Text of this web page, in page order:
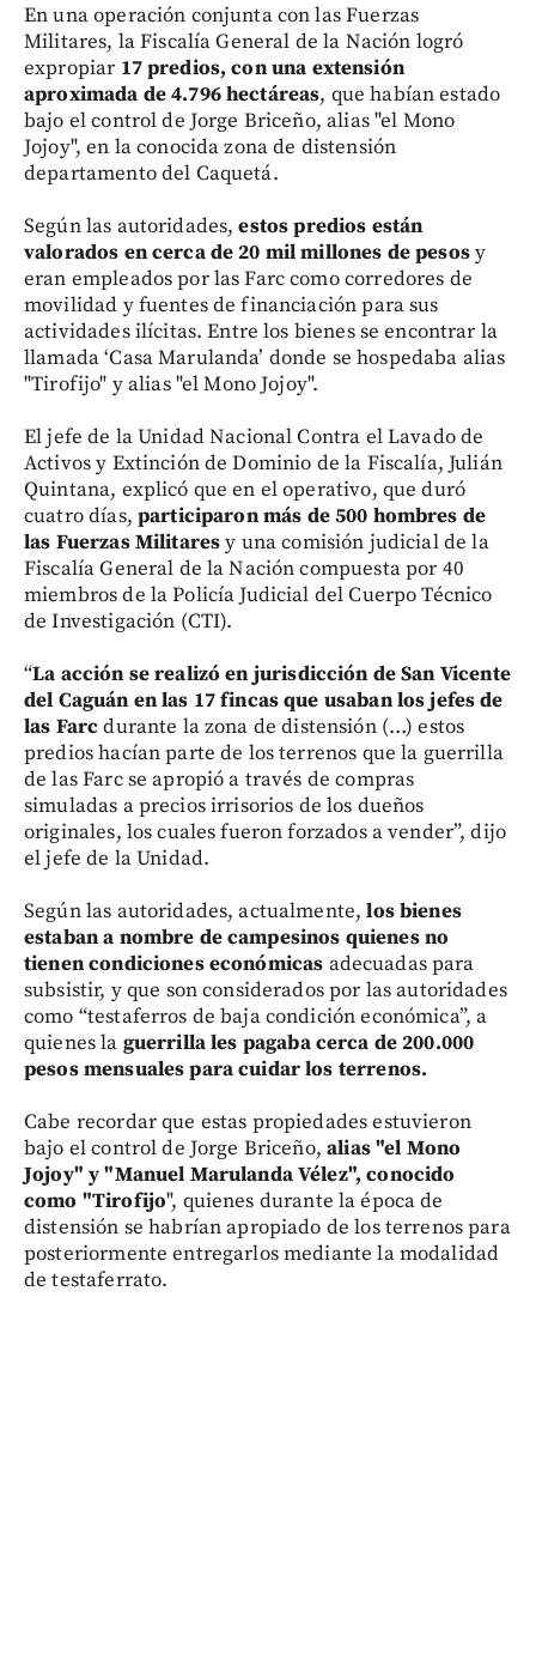
En una operación conjunta con las Fuerzas
Militares, la Fiscalía General de la Nación logró
expropiar 17 predios, con una extensión
aproximada de 4.796 hectáreas, que habían estado
bajo el control de Jorge Briceño, alias "el Mono
Jojoy", en la conocida zona de distensión
departamento del Caquetá.
Según las autoridades,estos predios están
valorados en cerca de 20 mil millones de pesosy
eran empleados por las Farc como corredores de
movilidad y fuentes de financiación para sus
actividades ilícitas. Entre los bienes se encontrar la
llamada ‘Casa Marulanda’ donde se hospedaba alias
"Tirofijo" y alias "el Mono Jojoy".
El jefe de la Unidad Nacional Contra el Lavado de
Activos y Extinción de Dominio de la Fiscalía, Julián
Quintana, explicó que en el operativo, que duró
cuatro días, participaron más de 500 hombres de
las Fuerzas Militaresy una comisión judicial de la
Fiscalía General de la Nación compuesta por 40
miembros de la Policía Judicial del Cuerpo Técnico
de Investigación (CTI).
“La acción se realizó en jurisdicción de San Vicente
del Caguán en las 17 fincas que usaban los jefes de
las Farcdurante la zona de distensión (…) estos
predios hacían parte de los terrenos que la guerrilla
de las Farc se apropió a través de compras
simuladas a precios irrisorios de los dueños
originales, los cuales fueron forzados a vender”, dijo
el jefe de la Unidad.
Según las autoridades, actualmente,los bienes
estaban a nombre de campesinos quienes no
tienen condiciones económicas adecuadas para
subsistir, y que son considerados por las autoridades
como “testaferros de baja condición económica”, a
quienes la guerrilla les pagaba cerca de 200.000
pesos mensuales para cuidar los terrenos.
Cabe recordar que estas propiedades estuvieron
bajo el control de Jorge Briceño,alias "el Mono
Jojoy" y "Manuel Marulanda Vélez", conocido
como "Tirofijo", quienes durante la época de
distensión se habrían apropiado de los terrenos para
posteriormente entregarlos mediante la modalidad
de testaferrato.